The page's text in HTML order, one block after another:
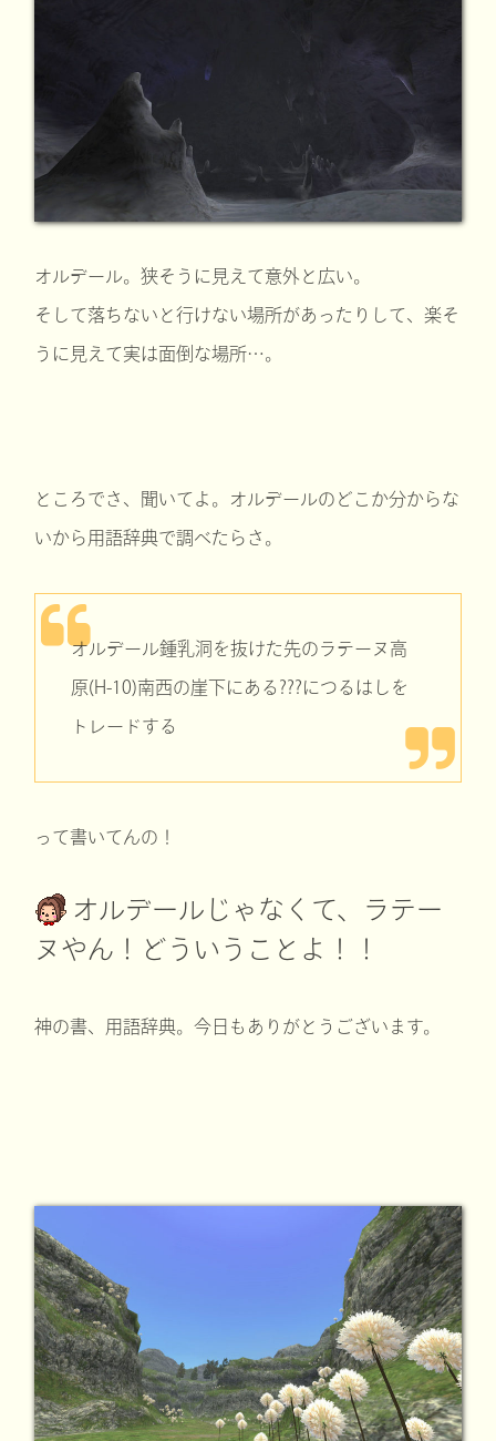
オルデール。狭そうに見えて意外と広い。
そして落ちないと行けない場所があったりして、楽そ
うに見えて実は面倒な場所…。
ところでさ、聞いてよ。オルデールのどこか分からな
いから用語辞典で調べたらさ。
オルデール鍾乳洞を抜けた先のラテーヌ高
原(H-10)南西の崖下にある???につるはしを
トレードする
って書いてんの！
オルデールじゃなくて、ラテー
ヌやん！どういうことよ！！
神の書、用語辞典。今日もありがとうございます。